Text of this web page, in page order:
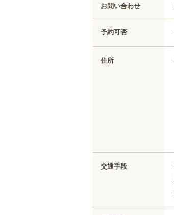
お問い合わせ
予約可否
住所
交通手段